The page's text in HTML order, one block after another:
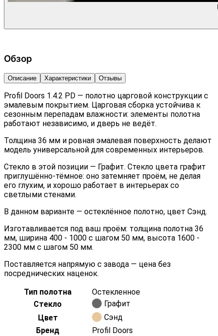
Обзор
Описание Характеристики Отзывы
Profil Doors 1.4.2 PD — полотно царговой конструкции с
эмалевым покрытием. Царговая сборка устойчива к
сезонным перепадам влажности: элементы полотна
работают независимо, и дверь не ведёт.
Толщина 36 мм и ровная эмалевая поверхность делают
модель универсальной для современных интерьеров.
Стекло в этой позиции — Графит. Стекло цвета графит
приглушённо-тёмное: оно затемняет проём, не делая
его глухим, и хорошо работает в интерьерах со
светлыми стенами.
В данном варианте — остеклённое полотно, цвет Сэнд.
Изготавливается под ваш проём: толщина полотна 36
мм, ширина 400 - 1000 с шагом 50 мм, высота 1600 -
2300 мм с шагом 50 мм.
Поставляется напрямую с завода — цена без
посреднических наценок.
Тип полотна
Остекленное
Стекло
Графит
Цвет
Сэнд
Бренд
Profil Doors